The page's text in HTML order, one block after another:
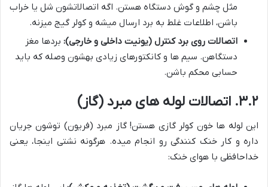
مثل چشم و گوش دستگاه هستن. اگه اتصالاتشون شل یا خراب
باشن، اطلاعات غلط به برد ارسال میشه و کولر گیج میزنه.
اتصالات روی برد کنترل (یونیت داخلی و خارجی): بردها مغز
دستگاهن. سیم ها و کانکتورهای زیادی بهشون وصله که باید
حسابی محکم باشن.
۳.۲. اتصالات لوله های مبرد (گاز)
این لوله ها خون کولر گازی هستن! گاز مبرد (فریون) توشون جریان
داره و کار خنک کنندگی رو انجام میده. هرگونه نشتی اینجا، یعنی
خداحافظی با هوای خنک: